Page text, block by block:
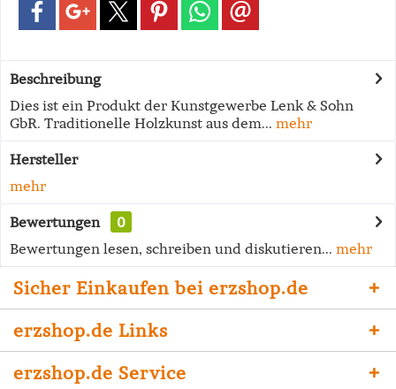
Beschreibung
Dies ist ein Produkt der Kunstgewerbe Lenk & Sohn
GbR. Traditionelle Holzkunst aus dem... mehr
Hersteller
mehr
Bewertungen
0
Bewertungen lesen, schreiben und diskutieren... mehr
Sicher Einkaufen bei erzshop.de
erzshop.de Links
erzshop.de Service